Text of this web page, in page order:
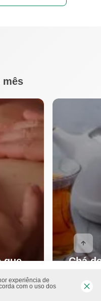
mês
que
Chá
experiência de
com o uso dos